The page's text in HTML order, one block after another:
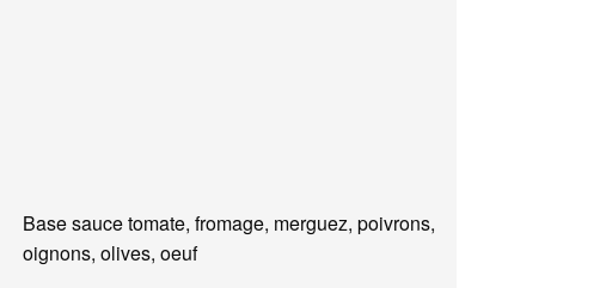
Base sauce tomate, fromage, merguez, poivrons,
oignons, olives, oeuf